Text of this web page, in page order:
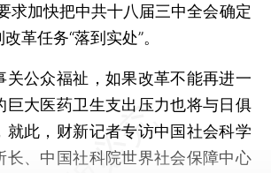
求加快把中共十八届三中全会确定
革任务“落到实处”。
公众福祉，如果改革不能再进一
巨大医药卫生支出压力也将与日俱
就此，财新记者专访中国社会科学
长、中国社科院世界社会保障中心